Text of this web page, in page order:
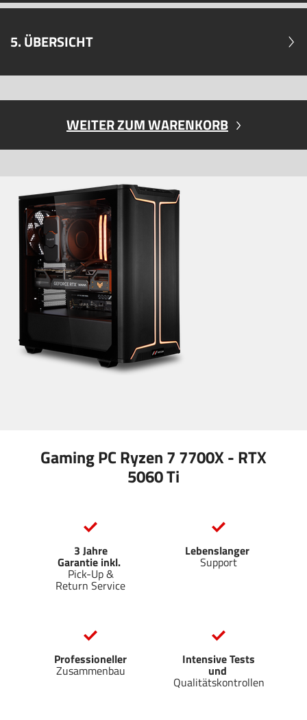
5. ÜBERSICHT
WEITER ZUM WARENKORB
Gaming PC Ryzen 7 7700X - RTX
5060 Ti
3 Jahre
Garantie inkl.
Pick-Up &
Return Service
Lebenslanger
Support
Professioneller
Zusammenbau
Intensive Tests
und
Qualitätskontrollen